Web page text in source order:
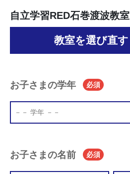
自立学習RED石巻渡波教室
教室を選び直す
お子さまの学年 必須
お子さまの名前 必須